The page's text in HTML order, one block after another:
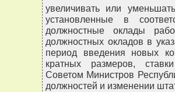
увеличивать или
установленные в
должностные оклады
должностных окладов в
период введения новых
кратных размеров,
Советом Министров
должностей и изменении